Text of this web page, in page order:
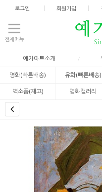
로그인 회원가입
전체메뉴
예가아트소개
명화(빠른배송)
유화(빠른배송)
벽소품(재고)
명화갤러리